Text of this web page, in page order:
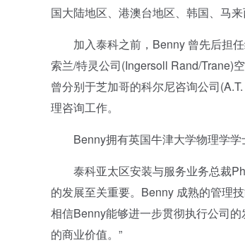
国大陆地区、港澳台地区、韩国、马
加入泰科之前，Benny 曾先后担任
索兰/特灵公司(Ingersoll Rand/Trane)
曾分别于芝加哥的科尔尼咨询公司
理咨询工作。
Benny拥有英国牛津大学物理学学
泰科亚太区安装与服务业务总裁
的发展至关重要。Benny 成熟的管理
相信Benny能够进一步贯彻执行公司
的商业价值。”